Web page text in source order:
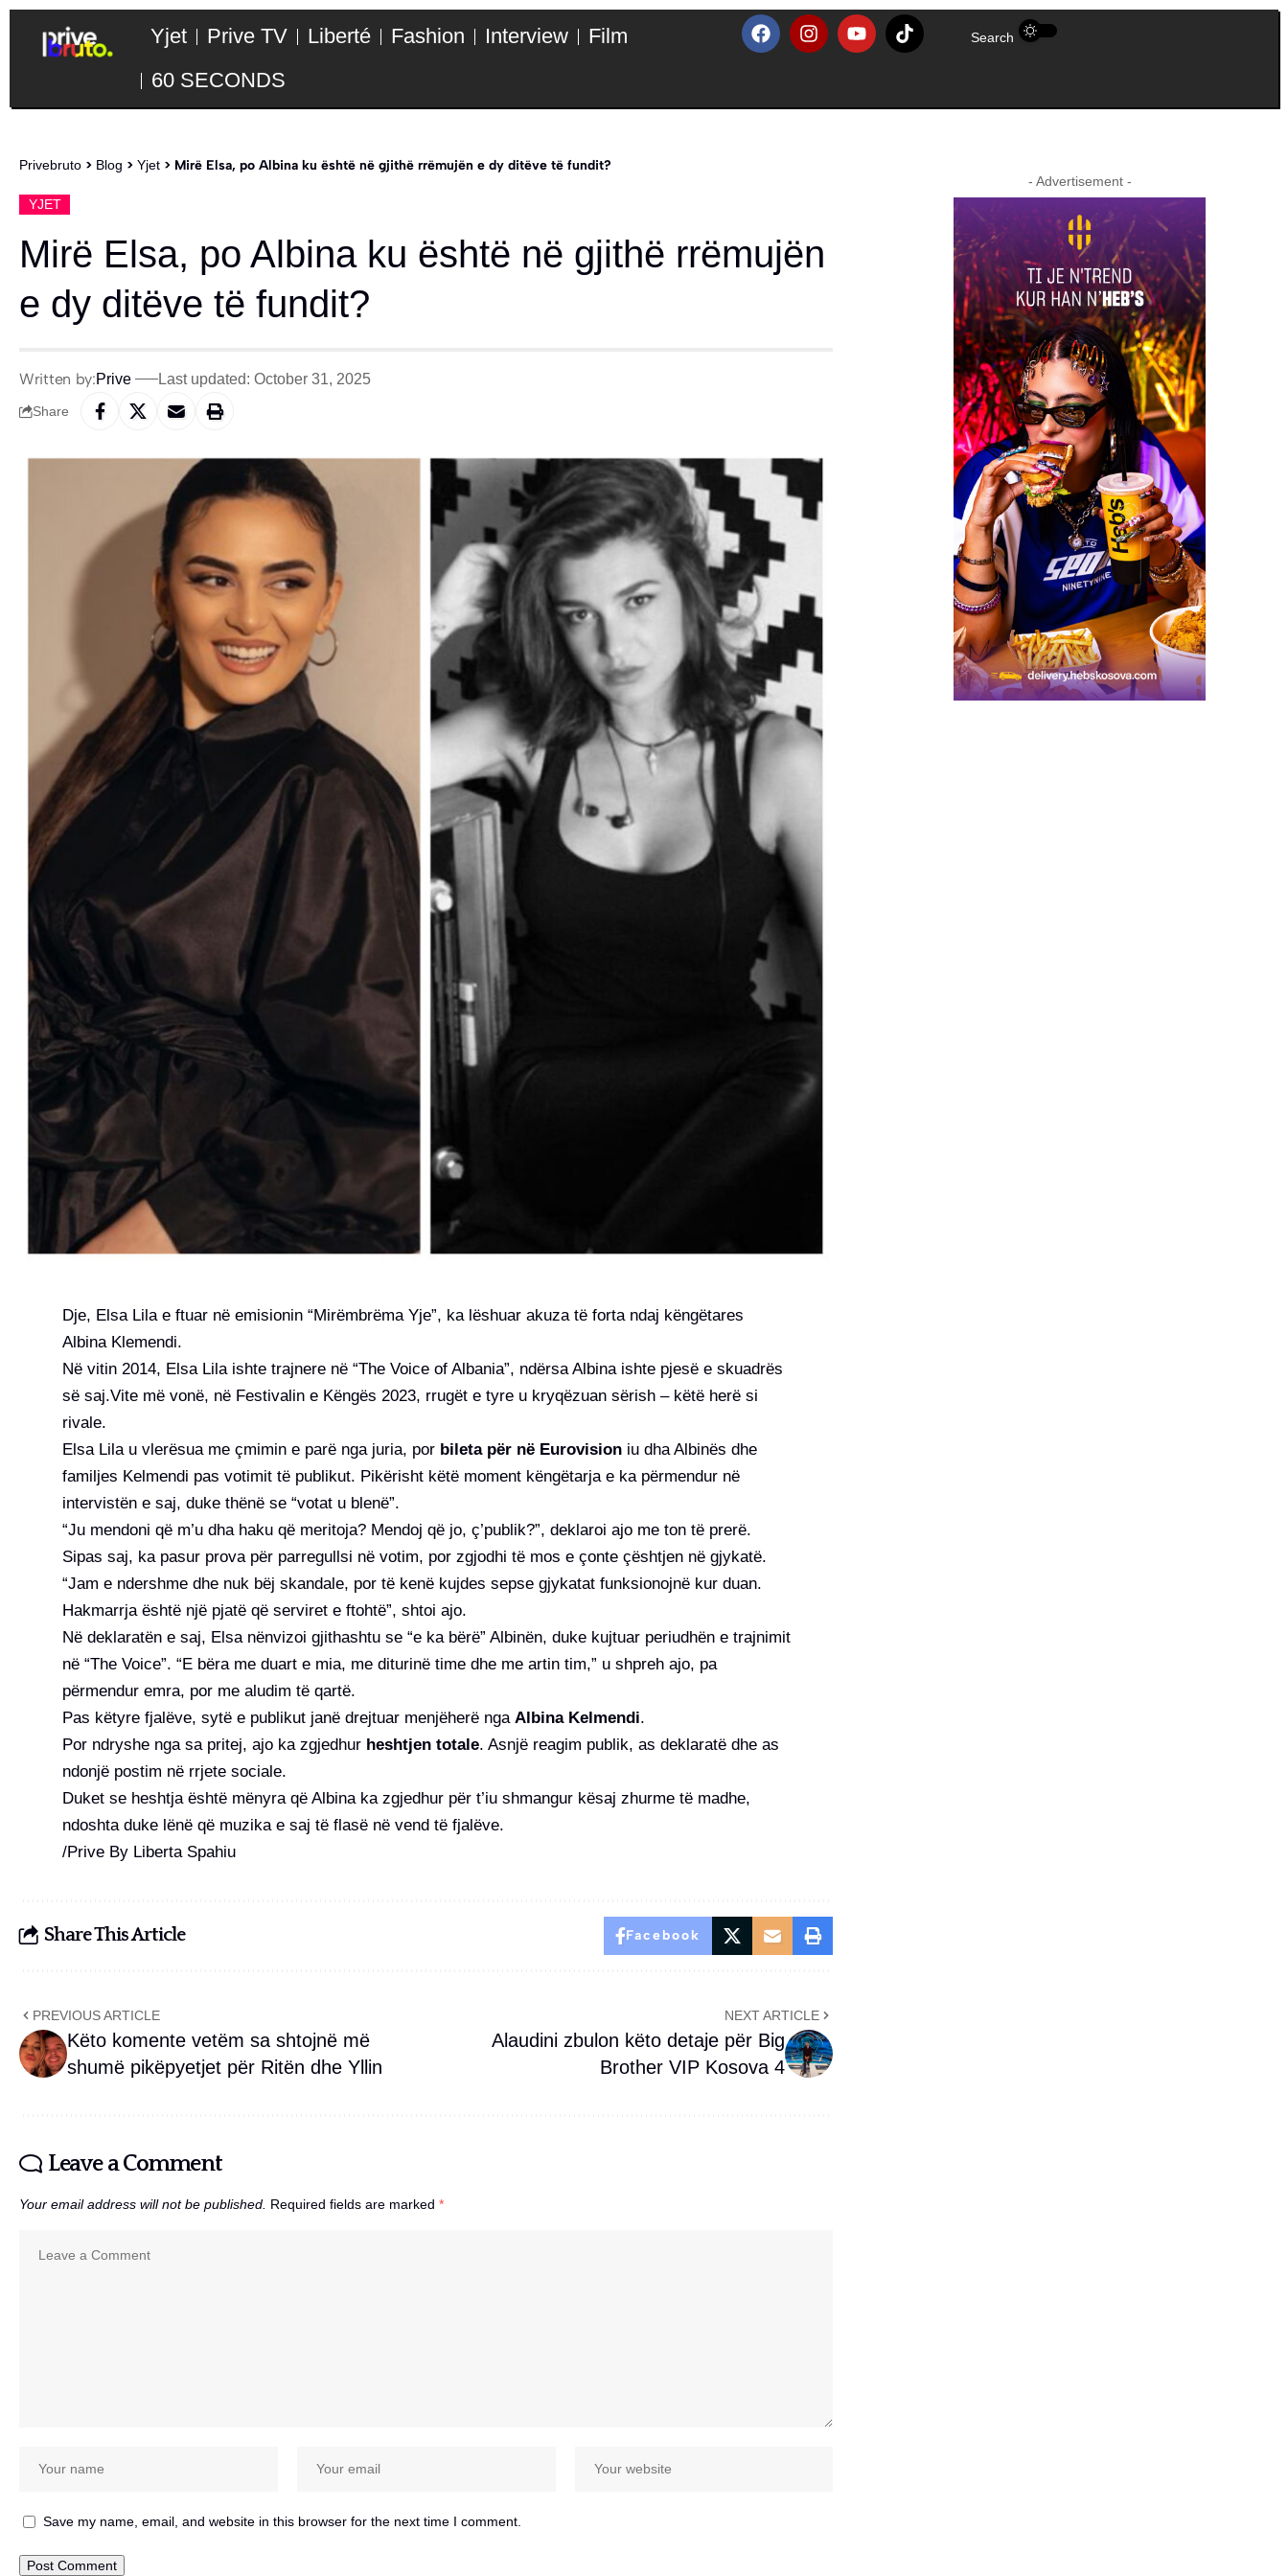
Yjet Prive TV Liberté Fashion Interview
Film
60 SECONDS
Search
Privebruto > Blog > Yjet > Mirë Elsa, po Albina ku është në gjithë rrëmujën e dy ditëve të fundit?
YJET
Mirë Elsa, po Albina ku është në gjithë rrëmujën
e dy ditëve të fundit?
Written by:Prive Last updated: October 31, 2025
Share
Dje, Elsa Lila e ftuar në emisionin “Mirëmbrëma Yje”, ka lëshuar akuza të forta ndaj këngëtares
Albina Klemendi.
Në vitin 2014, Elsa Lila ishte trajnere në “The Voice of Albania”, ndërsa Albina ishte pjesë e skuadrës
së saj.Vite më vonë, në Festivalin e Këngës 2023, rrugët e tyre u kryqëzuan sërish – këtë herë si
rivale.
Elsa Lila u vlerësua me çmimin e parë nga juria, por bileta për në Eurovisioniu dha Albinës dhe
familjes Kelmendi pas votimit të publikut. Pikërisht këtë moment këngëtarja e ka përmendur në
intervistën e saj, duke thënë se “votat u blenë”.
“Ju mendoni që m’u dha haku që meritoja? Mendoj që jo, ç’publik?”, deklaroi ajo me ton të prerë.
Sipas saj, ka pasur prova për parregullsi në votim, por zgjodhi të mos e çonte çështjen në gjykatë.
“Jam e ndershme dhe nuk bëj skandale, por të kenë kujdes sepse gjykatat funksionojnë kur duan.
Hakmarrja është një pjatë që serviret e ftohtë”, shtoi ajo.
Në deklaratën e saj, Elsa nënvizoi gjithashtu se “e ka bërë” Albinën, duke kujtuar periudhën e trajnimit
në “The Voice”. “E bëra me duart e mia, me diturinë time dhe me artin tim,” u shpreh ajo, pa
përmendur emra, por me aludim të qartë.
Pas këtyre fjalëve, sytë e publikut janë drejtuar menjëherë nga Albina Kelmendi.
Por ndryshe nga sa pritej, ajo ka zgjedhur heshtjen totale. Asnjë reagim publik, as deklaratë dhe as
ndonjë postim në rrjete sociale.
Duket se heshtja është mënyra që Albina ka zgjedhur për t’iu shmangur kësaj zhurme të madhe,
ndoshta duke lënë që muzika e saj të flasë në vend të fjalëve.
/Prive By Liberta Spahiu
Share This Article Facebook
PREVIOUS ARTICLE
Këto komente vetëm sa shtojnë më
shumë pikëpyetjet për Ritën dhe Yllin
NEXT ARTICLE
Alaudini zbulon këto detaje për Big
Brother VIP Kosova 4
Leave a Comment
Your email address will not be published. Required fields are marked *
Save my name, email, and website in this browser for the next time I comment.
- Advertisement -